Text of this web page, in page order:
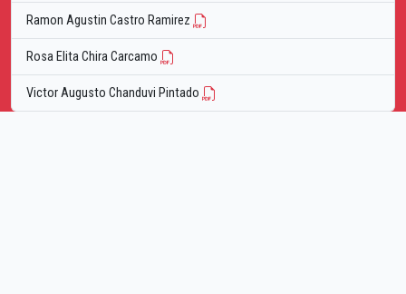
Ramon Agustin Castro Ramirez
Rosa Elita Chira Carcamo
Victor Augusto Chanduvi Pintado